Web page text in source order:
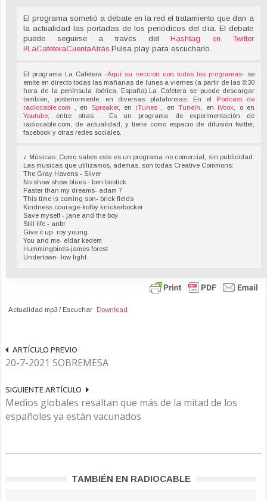
El programa sometió a debate en la red el tratamiento que dan a
la actualidad las portadas de los periódicos del día. El debate
puede seguirse a través delHashtag en Twitter
#LaCafeteraCuentaAtrás Pulsa play para escucharlo.
El programa La Cafetera -Aquí su sección con todos los programas- se
emite en directo todas las mañanas de lunes a viernes (a partir de las 8:30
hora de la península ibérica, España).La Cafetera se puede descargar
también, posteriormente, en diversas plataformas: En el Podcast de
radiocable.com
, en Spreaker, en iTunes , enTuneIn , en iVoox , o en
Youtube,
entre otras . Es un programa de experimentación de
radiocable.com, de actualidad, y tiene como espacio de difusión twitter,
facebook y otras redes sociales.
♪ Músicas: Como sabes este es un programa no comercial, sin publicidad.
Las musicas que utilizamos, ademas, son todas Creative Commons:
The Gray Havens - Silver
No show show blues - ben bostick
Faster than my dreams- adam 7
This time is coming son- brick fields
Kindness courage-kolby knickerbocker
Save myself - jane and the boy
Still life - anbr
Give it up- roy young
You and me- eldar kedem
Hummingbirds-james forest
Undertown- low light
Actualidad mp3 / Escuchar Download
ARTÍCULO PREVIO
20-7-2021 SOBREMESA
SIGUIENTE ARTÍCULO
Medios globales resaltan que más de la mitad de los
españoles ya están vacunados
TAMBIÉN EN RADIOCABLE